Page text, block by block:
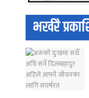
भर्खरै